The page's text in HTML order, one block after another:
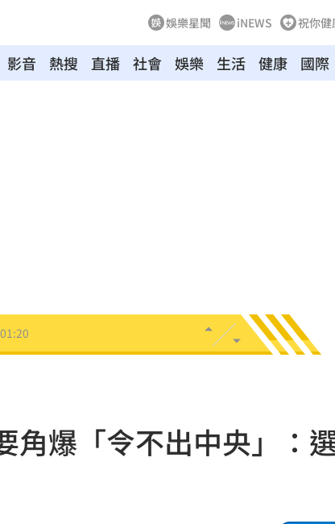
娛樂星聞 iNEWS 祝你健
影音 熱搜 直播 社會 娛樂 生活 健康 國際
01:20
角爆「令不出中央」：